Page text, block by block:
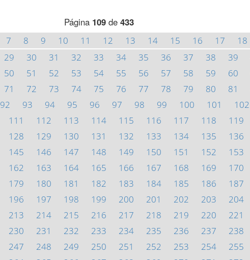
Página 109de 433
7 8 9 10 11 12 13 14 15 16 17 18
29 30 31 32 33 34 35 36 37 38 39
50 51 52 53 54 55 56 57 58 59 60
71 72 73 74 75 76 77 78 79 80 81
92 93 94 95 96 97 98 99 100 101 102
111 112 113 114 115 116 117 118 119
128 129 130 131 132 133 134 135 136
145 146 147 148 149 150 151 152 153
162 163 164 165 166 167 168 169 170
179 180 181 182 183 184 185 186 187
196 197 198 199 200 201 202 203 204
213 214 215 216 217 218 219 220 221
230 231 232 233 234 235 236 237 238
247 248 249 250 251 252 253 254 255